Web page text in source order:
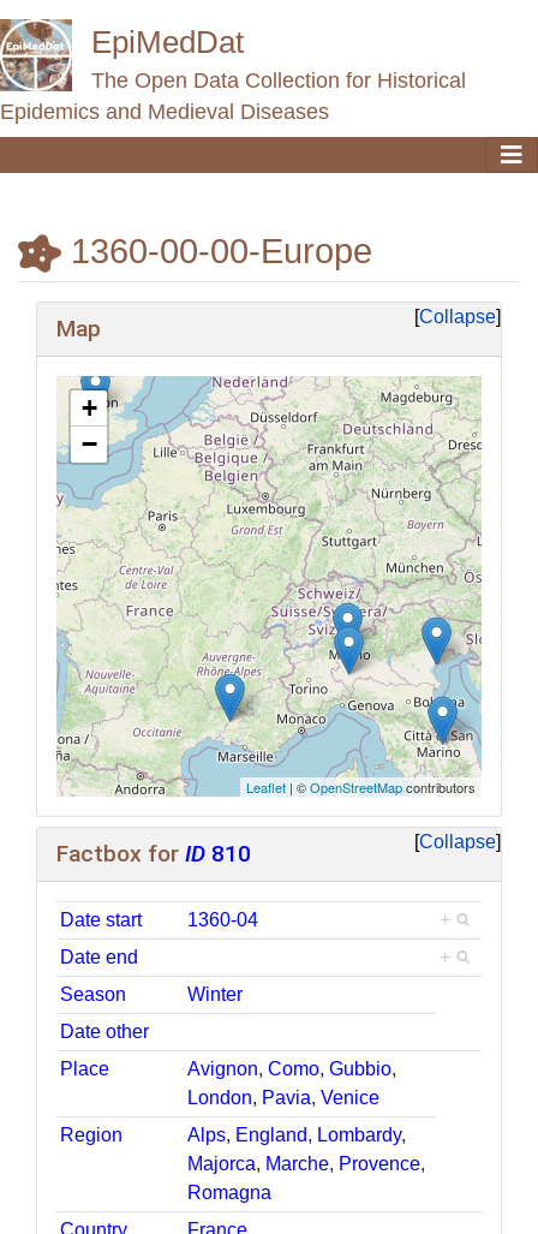
EpiMedDat
The Open Data Collection for Historical
Epidemics and Medieval Diseases
1360-00-00-Europe
Collapse
Map
+
−
Leaflet | ©OpenStreetMapcontributors
Collapse
Factbox for ID 810
Date start 1360-04
+
Date end
+
Season
Winter
Date other
Place
Avignon,Como,Gubbio,
London, Pavia,Venice
Region
Alps, England, Lombardy,
Majorca, Marche, Provence,
Romagna
Country
France